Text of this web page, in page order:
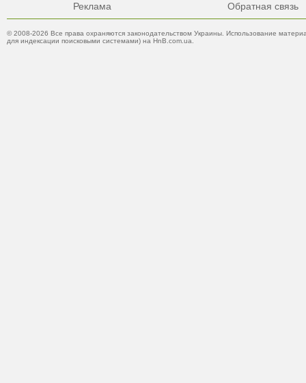
Реклама Обратная связь
© 2008-2026 Все права охраняются законодательством Украины. Использование
для индексации поисковыми системами) на HnB.com.ua.